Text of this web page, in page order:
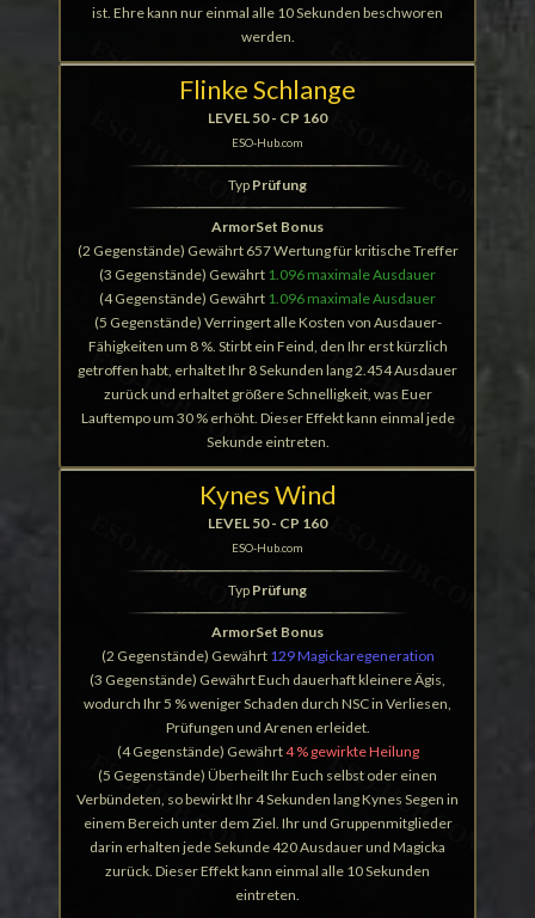
ist. Ehre kann nur einmal alle 10 Sekunden beschworen
werden.
Flinke Schlange
LEVEL 50 - CP 160
ESO-Hub.com
Typ Prüfung
ArmorSet Bonus
(2 Gegenstände) Gewährt 657 Wertung für kritische Treffer
(3 Gegenstände) Gewährt 1.096 maximale Ausdauer
(4 Gegenstände) Gewährt 1.096 maximale Ausdauer
(5 Gegenstände) Verringert alle Kosten von Ausdauer-
Fähigkeiten um 8 %. Stirbt ein Feind, den Ihr erst kürzlich
getroffen habt, erhaltet Ihr 8 Sekunden lang 2.454 Ausdauer
zurück und erhaltet größere Schnelligkeit, was Euer
Lauftempo um 30 % erhöht. Dieser Effekt kann einmal jede
Sekunde eintreten.
Kynes Wind
LEVEL 50 - CP 160
ESO-Hub.com
Typ Prüfung
ArmorSet Bonus
(2 Gegenstände) Gewährt 129 Magickaregeneration
(3 Gegenstände) Gewährt Euch dauerhaft kleinere Ägis,
wodurch Ihr 5 % weniger Schaden durch NSC in Verliesen,
Prüfungen und Arenen erleidet.
(4 Gegenstände) Gewährt4 % gewirkte Heilung
(5 Gegenstände) Überheilt Ihr Euch selbst oder einen
Verbündeten, so bewirkt Ihr 4 Sekunden lang Kynes Segen in
einem Bereich unter dem Ziel. Ihr und Gruppenmitglieder
darin erhalten jede Sekunde 420 Ausdauer und Magicka
zurück. Dieser Effekt kann einmal alle 10 Sekunden
eintreten.